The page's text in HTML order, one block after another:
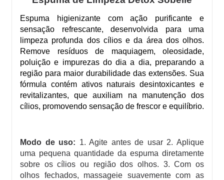
Espuma higienizante com ação purificante e
sensação refrescante, desenvolvida para uma
limpeza profunda dos cílios e da área dos olhos.
Remove resíduos de maquiagem, oleosidade,
poluição e impurezas do dia a dia, preparando a
região para maior durabilidade das extensões. Sua
fórmula contém ativos naturais desintoxicantes e
revitalizantes, que auxiliam na manutenção dos
cílios, promovendo sensação de frescor e equilíbrio.
Modo de uso: 1. Agite antes de usar 2. Aplique
uma pequena quantidade da espuma diretamente
sobre os cílios ou região dos olhos. 3. Com os
olhos fechados, massageie suavemente com as